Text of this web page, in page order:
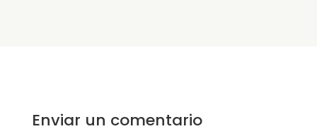
Enviar un comentario